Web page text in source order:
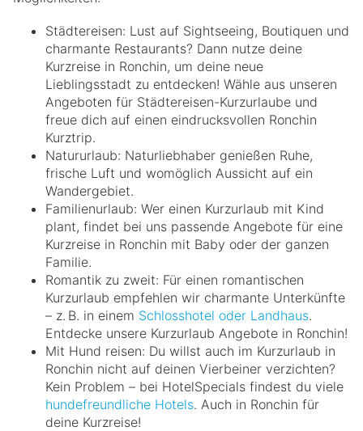
Städtereisen: Lust auf Sightseeing, Boutiquen und
charmante Restaurants? Dann nutze deine
Kurzreise in Ronchin, um deine neue
Lieblingsstadt zu entdecken! Wähle aus unseren
Angeboten für Städtereisen-Kurzurlaube und
freue dich auf einen eindrucksvollen Ronchin
Kurztrip.
Natururlaub: Naturliebhaber genießen Ruhe,
frische Luft und womöglich Aussicht auf ein
Wandergebiet.
Familienurlaub: Wer einen Kurzurlaub mit Kind
plant, findet bei uns passende Angebote für eine
Kurzreise in Ronchin mit Baby oder der ganzen
Familie.
Romantik zu zweit: Für einen romantischen
Kurzurlaub empfehlen wir charmante Unterkünfte
– z. B. in einem Schlosshotel oder Landhaus.
Entdecke unsere Kurzurlaub Angebote in Ronchin!
Mit Hund reisen: Du willst auch im Kurzurlaub in
Ronchin nicht auf deinen Vierbeiner verzichten?
Kein Problem – bei HotelSpecials findest du viele
hundefreundliche Hotels. Auch in Ronchin für
deine Kurzreise!